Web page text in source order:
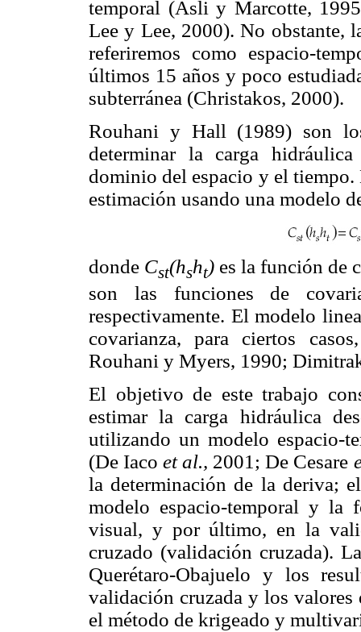
temporal (Asli y Marcotte,
Lee y Lee, 2000). No obstante,
referiremos como espacio-
últimos 15 años y poco
subterránea (Christakos, 2000).
Rouhani y Hall (1989) son
determinar la carga
dominio del espacio y el tiempo.
estimación usando una modelo
donde Cst(hsht) es la función de
son las funciones de
respectivamente. El modelo
covarianza, para ciertos
Rouhani y Myers, 1990;
El objetivo de este trabajo
estimar la carga hidráulica
utilizando un modelo espacio-
(De Iacoet al., 2001; De Cesare
la determinación de la deriva;
modelo espacio-temporal y la
visual, y por último, en la
cruzado (validación cruzada).
Querétaro-Obajuelo y los
validación cruzada y los
el método de krigeado y